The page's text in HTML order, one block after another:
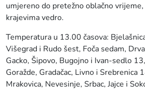
umjereno do pretežno oblačno
krajevima vedro.
Temperatura u 13.00 časova:
Višegrad i Rudo šest, Foča sedam,
Gacko, Šipovo, Bugojno i Ivan-sedlo
Goražde, Gradačac, Livno i Srebrenica
Mrakovica, Nevesinje, Srbac, Jajce i